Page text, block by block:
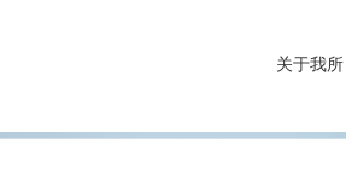
关于我所